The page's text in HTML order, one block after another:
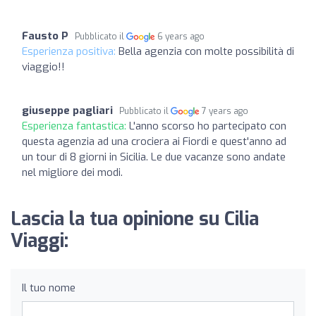
Fausto P Pubblicato il 6 years ago
Esperienza positiva: Bella agenzia con molte possibilità di
viaggio!!
giuseppe pagliari Pubblicato il 7 years ago
Esperienza fantastica: L'anno scorso ho partecipato con
questa agenzia ad una crociera ai Fiordi e quest'anno ad
un tour di 8 giorni in Sicilia. Le due vacanze sono andate
nel migliore dei modi.
Lascia la tua opinione su Cilia
Viaggi:
Il tuo nome